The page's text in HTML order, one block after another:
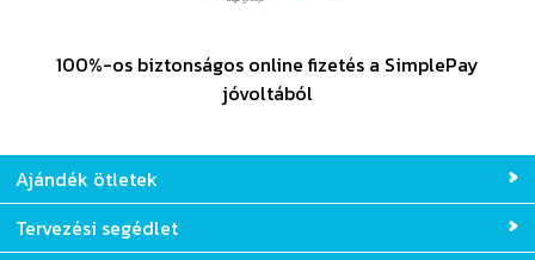
100%-os biztonságos online fizetés a SimplePay
jóvoltából
Ajándék ötletek
Tervezési segédlet